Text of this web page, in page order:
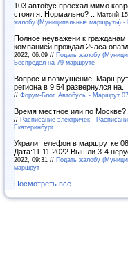
103 автобус проехал мимо
стоял я. Нормально? .. Матвнй
жалобу (Муниципальные маршруты) -
Полное неуважени к гражданам
компанией,прождал 2часа
2022, 06:09 // Подать жалобу
Беспредел на 79 маршруте
Вопрос и возмущение:
региона в 9:54 развернулся на..
// Форум-Блог. Автобусы - Маршрут
Время местное или по Москве?..
// Расписание электричек -
Екатеринбург
Украли телефон в маршрутке
Дата:11.11.2022 Вышли 3-4
2022, 09:31 // Подать жалобу
маршрут
Посмотреть все